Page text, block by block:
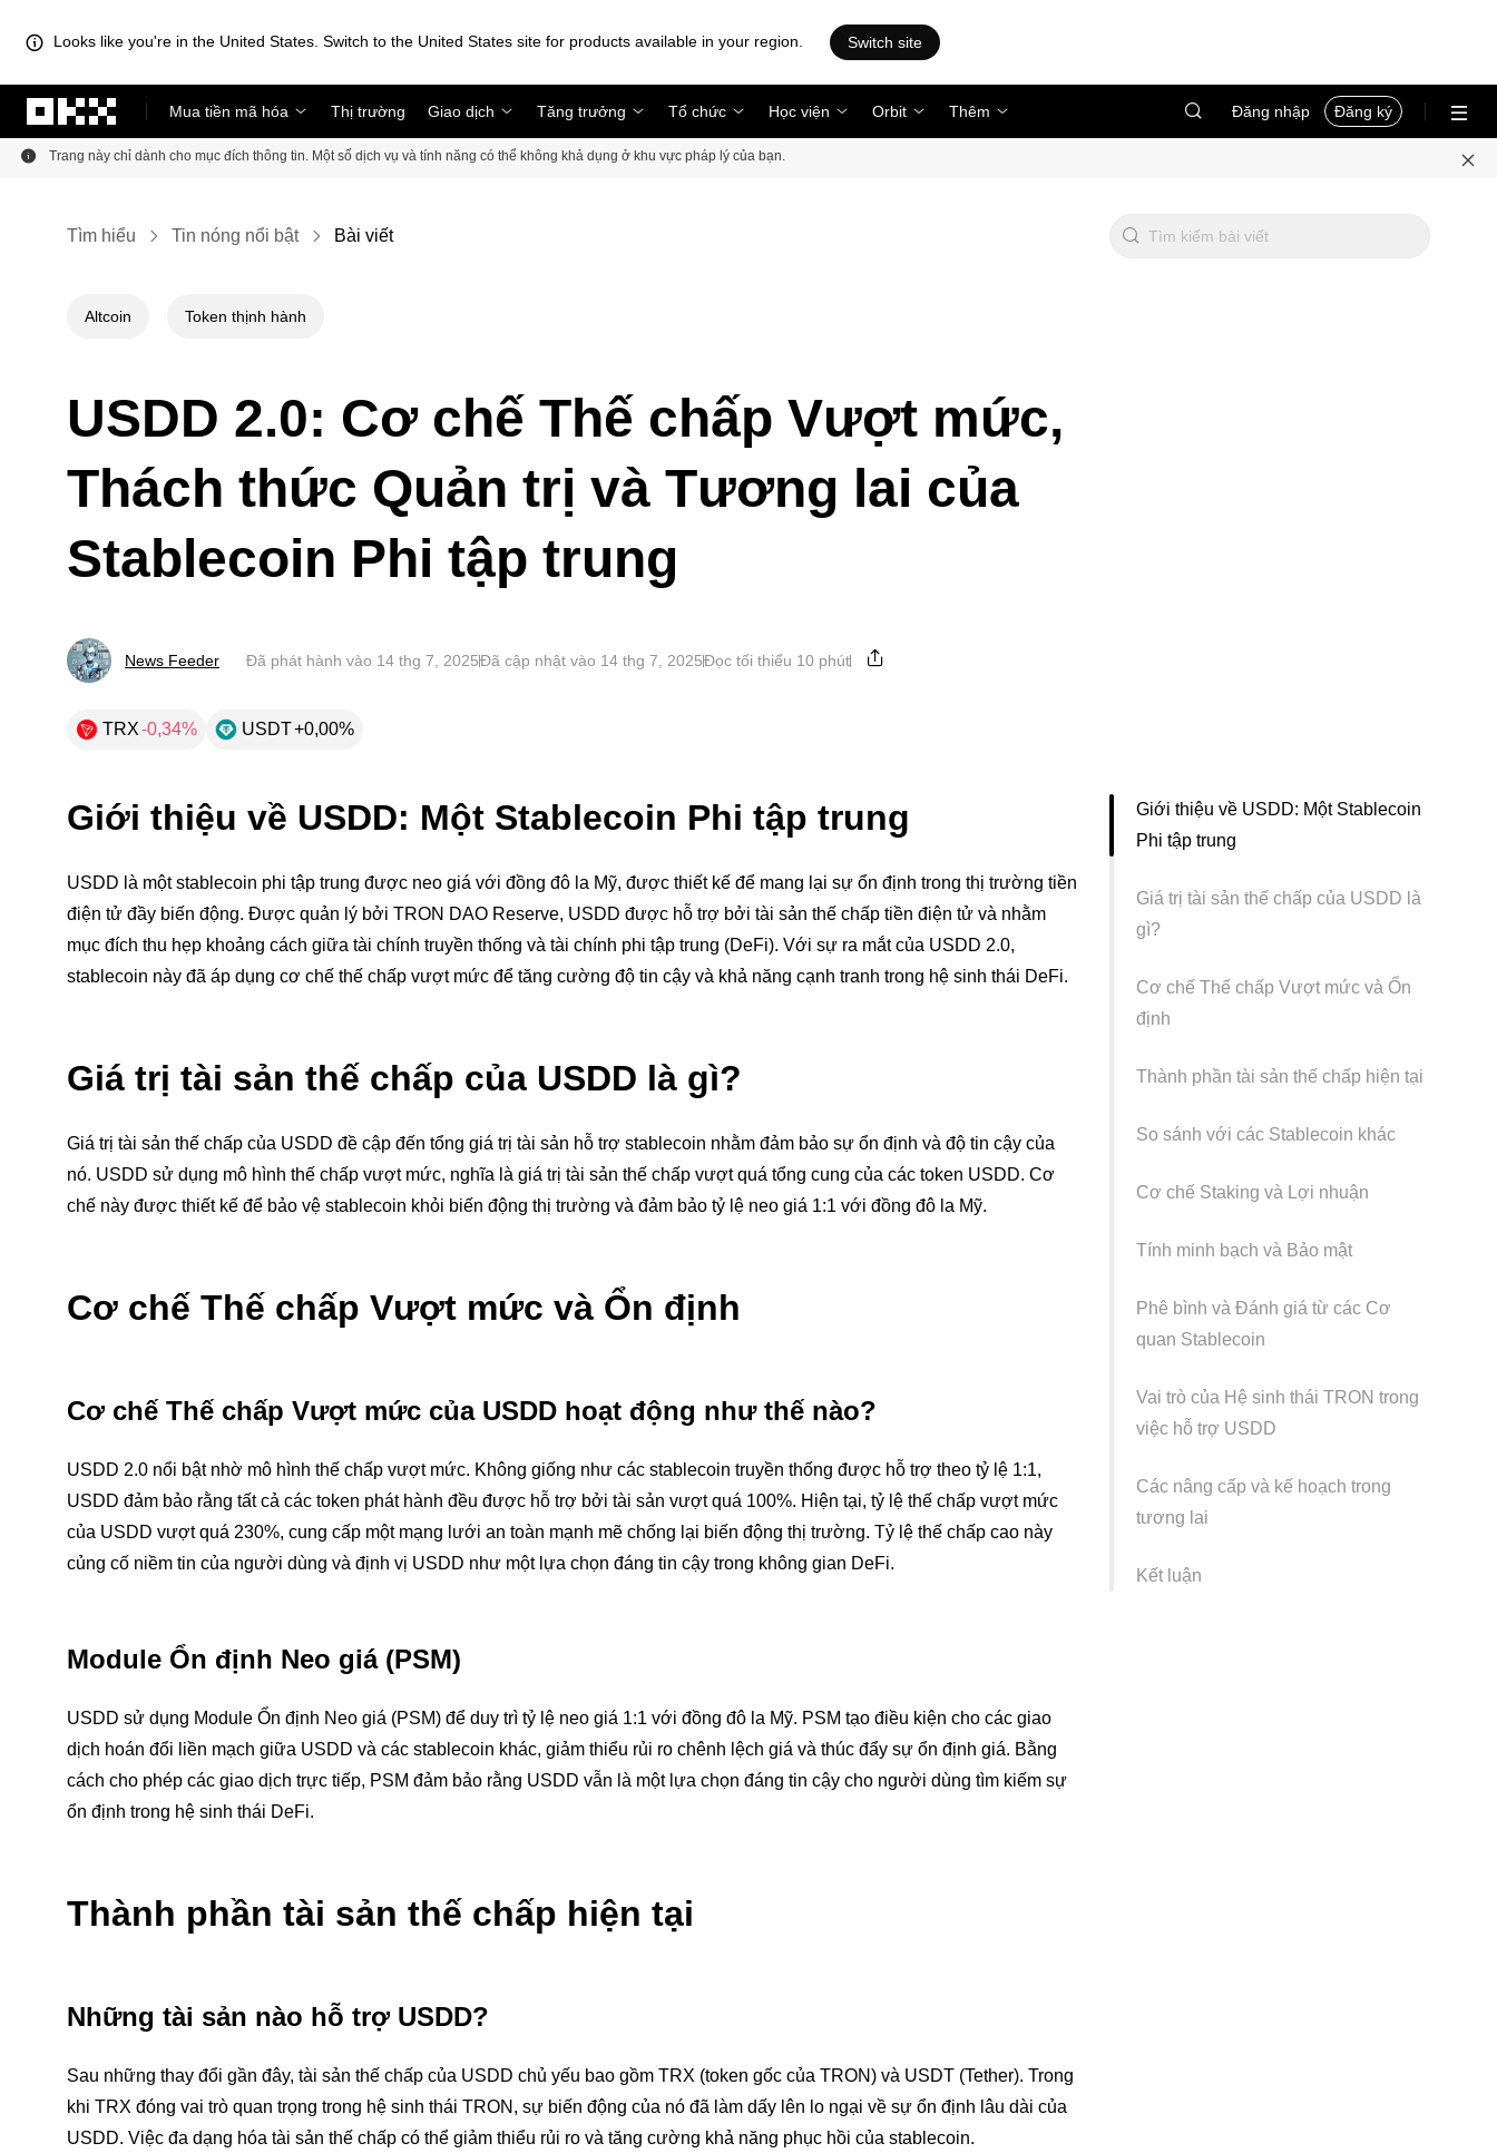
Looks like you're in the United States. Switch to the United States site for products available in your region. Switch site
Mua tiền mã hóa
Thị trường Giao dịch Tăng trưởng Tổ chức Học viện Orbit Thêm Đăng nhập Đăng ký
Trang này chỉ dành cho mục đích thông tin. Một số dịch vụ và tính năng có thể không khả dụng ở khu vực pháp lý của bạn.
Tìm hiểu Tin nóng nổi bật Bài viết
Altcoin Token thịnh hành
USDD 2.0: Cơ chế Thế chấp Vượt mức,
Thách thức Quản trị và Tương lai của
Stablecoin Phi tập trung
News Feeder Đã phát hành vào 14 thg 7, 2025Đã cập nhật vào 14 thg 7, 2025Đọc tối thiểu 10 phút
TRX-0,34% USDT+0,00%
Giới thiệu về USDD: Một Stablecoin Phi tập trung
USDD là một stablecoin phi tập trung được neo giá với đồng đô la Mỹ, được thiết kế để mang lại sự ổn định trong thị trường tiền
điện tử đầy biến động. Được quản lý bởi TRON DAO Reserve, USDD được hỗ trợ bởi tài sản thế chấp tiền điện tử và nhằm
mục đích thu hẹp khoảng cách giữa tài chính truyền thống và tài chính phi tập trung (DeFi). Với sự ra mắt của USDD 2.0,
stablecoin này đã áp dụng cơ chế thế chấp vượt mức để tăng cường độ tin cậy và khả năng cạnh tranh trong hệ sinh thái DeFi.
Giá trị tài sản thế chấp của USDD là gì?
Giá trị tài sản thế chấp của USDD đề cập đến tổng giá trị tài sản hỗ trợ stablecoin nhằm đảm bảo sự ổn định và độ tin cậy của
nó. USDD sử dụng mô hình thế chấp vượt mức, nghĩa là giá trị tài sản thế chấp vượt quá tổng cung của các token USDD. Cơ
chế này được thiết kế để bảo vệ stablecoin khỏi biến động thị trường và đảm bảo tỷ lệ neo giá 1:1 với đồng đô la Mỹ.
Cơ chế Thế chấp Vượt mức và Ổn định
Cơ chế Thế chấp Vượt mức của USDD hoạt động như thế nào?
USDD 2.0 nổi bật nhờ mô hình thế chấp vượt mức. Không giống như các stablecoin truyền thống được hỗ trợ theo tỷ lệ 1:1,
USDD đảm bảo rằng tất cả các token phát hành đều được hỗ trợ bởi tài sản vượt quá 100%. Hiện tại, tỷ lệ thế chấp vượt mức
của USDD vượt quá 230%, cung cấp một mạng lưới an toàn mạnh mẽ chống lại biến động thị trường. Tỷ lệ thế chấp cao này
củng cố niềm tin của người dùng và định vị USDD như một lựa chọn đáng tin cậy trong không gian DeFi.
Module Ổn định Neo giá (PSM)
USDD sử dụng Module Ổn định Neo giá (PSM) để duy trì tỷ lệ neo giá 1:1 với đồng đô la Mỹ. PSM tạo điều kiện cho các giao
dịch hoán đổi liền mạch giữa USDD và các stablecoin khác, giảm thiểu rủi ro chênh lệch giá và thúc đẩy sự ổn định giá. Bằng
cách cho phép các giao dịch trực tiếp, PSM đảm bảo rằng USDD vẫn là một lựa chọn đáng tin cậy cho người dùng tìm kiếm sự
ổn định trong hệ sinh thái DeFi.
Thành phần tài sản thế chấp hiện tại
Những tài sản nào hỗ trợ USDD?
Sau những thay đổi gần đây, tài sản thế chấp của USDD chủ yếu bao gồm TRX (token gốc của TRON) và USDT (Tether). Trong
khi TRX đóng vai trò quan trọng trong hệ sinh thái TRON, sự biến động của nó đã làm dấy lên lo ngại về sự ổn định lâu dài của
USDD. Việc đa dạng hóa tài sản thế chấp có thể giảm thiểu rủi ro và tăng cường khả năng phục hồi của stablecoin.
Giới thiệu về USDD: Một Stablecoin
Phi tập trung
Giá trị tài sản thế chấp của USDD là
gì?
Cơ chế Thế chấp Vượt mức và Ổn
định
Thành phần tài sản thế chấp hiện tại
So sánh với các Stablecoin khác
Cơ chế Staking và Lợi nhuận
Tính minh bạch và Bảo mật
Phê bình và Đánh giá từ các Cơ
quan Stablecoin
Vai trò của Hệ sinh thái TRON trong
việc hỗ trợ USDD
Các nâng cấp và kế hoạch trong
tương lai
Kết luận